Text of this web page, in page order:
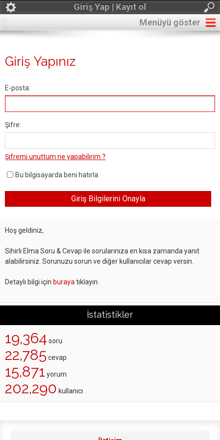
Giriş Yap | Kayıt ol
Menüyü göster
Giriş Yapınız
E-posta:
Şifre:
Şifremi unuttum ne yapabilirim ?
Bu bilgisayarda beni hatırla
Hoş geldiniz,
Sihirli Elma Soru & Cevap ile sorularınıza en kısa zamanda yanıt
alabilirsiniz. Sorunuzu sorun ve diğer kullanıcılar cevap versin.
Detaylı bilgi için buraya tıklayın.
İstatistikler
19,364 soru
22,785 cevap
15,871 yorum
202,290 kullanıcı